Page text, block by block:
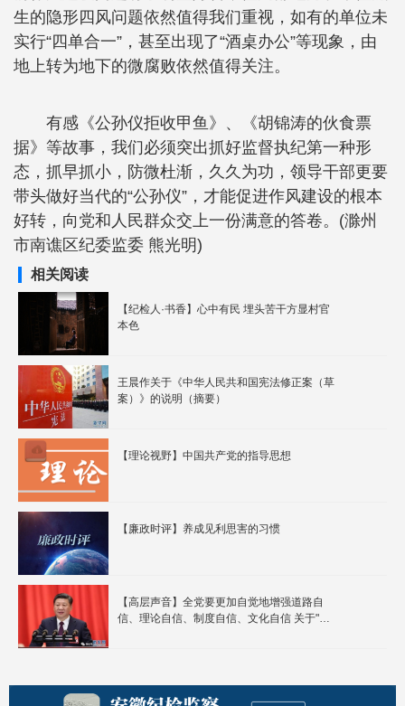
生的隐形四风问题依然值得我们重视，如有的单位未
实行“四单合一”，甚至出现了“酒桌办公”等现象，由
地上转为地下的微腐败依然值得关注。
有感《公孙仪拒收甲鱼》、《胡锦涛的伙食票
据》等故事，我们必须突出抓好监督执纪第一种形
态，抓早抓小，防微杜渐，久久为功，领导干部更要
带头做好当代的“公孙仪”，才能促进作风建设的根本
好转，向党和人民群众交上一份满意的答卷。(滁州
市南谯区纪委监委 熊光明)
相关阅读
【纪检人·书香】心中有民 埋头苦干方显村官
本色
王晨作关于《中华人民共和国宪法修正案（草
案）》的说明（摘要）
【理论视野】中国共产党的指导思想
【廉政时评】养成见利思害的习惯
【高层声音】全党要更加自觉地增强道路自
信、理论自信、制度自信、文化自信 关于"四